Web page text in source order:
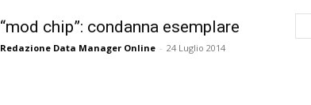
“mod chip”: condanna esemplare
Redazione Data Manager Online - 24 Luglio 2014